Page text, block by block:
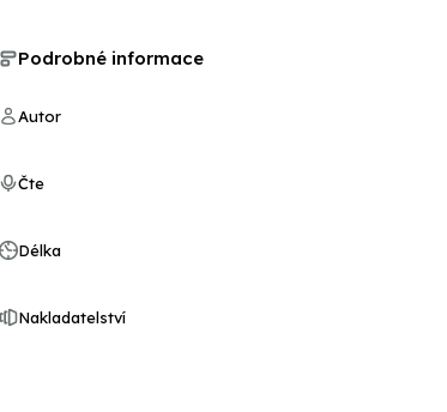
Podrobné informace
Autor
Čte
Délka
Nakladatelství